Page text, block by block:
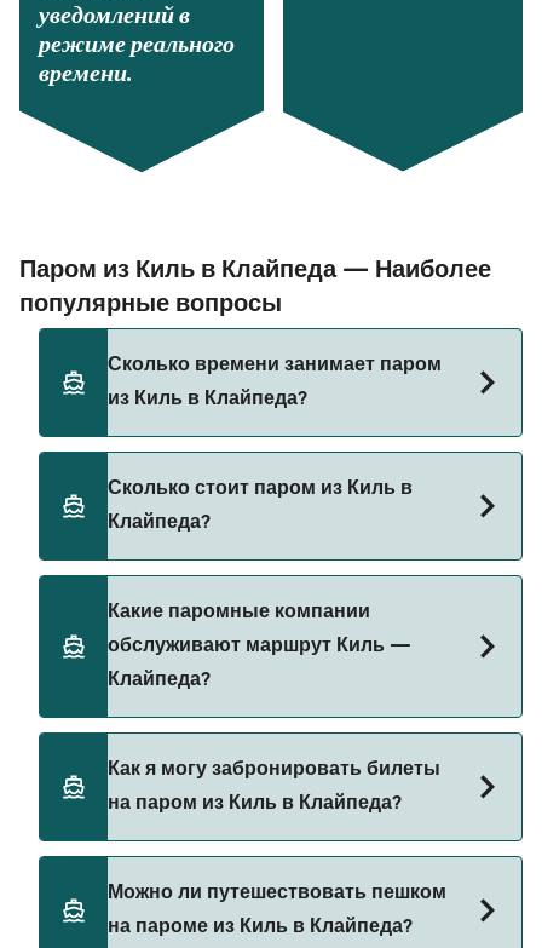
уведомлений в
режиме реального
времени.
Паром из Киль в Клайпеда — Наиболее
популярные вопросы
Сколько времени занимает паром
из Киль в Клайпеда?
Клайпеда составляет примерно 20 ч 30 мин.
Длительность рейса может меняться в
зависимости от сезона и оператора, поэтому
информацию через наш Поиск Сделок.
Сколько стоит паром из Киль в
Клайпеда?
меняться в зависимости от сезона. Средняя
цена парома из Киль в Клайпеда составляет
471₽. Цена указана без учета сборов за
бронирование.
Какие паромные компании
обслуживают маршрут Киль —
Клайпеда?
Клайпеда.
Как я могу забронировать билеты
на паром из Киль в Клайпеда?
наш поиск сделок и посетите нашу страницу
предложений, чтобы увидеть последние акции
Можно ли путешествовать пешком
на пароме из Киль в Клайпеда?